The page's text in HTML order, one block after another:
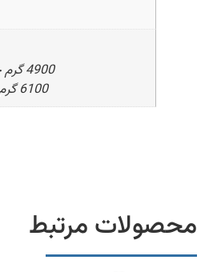
4900 گرم جریان مستقیم
6100 گرم جریان متناوب
محصولات مرتبط